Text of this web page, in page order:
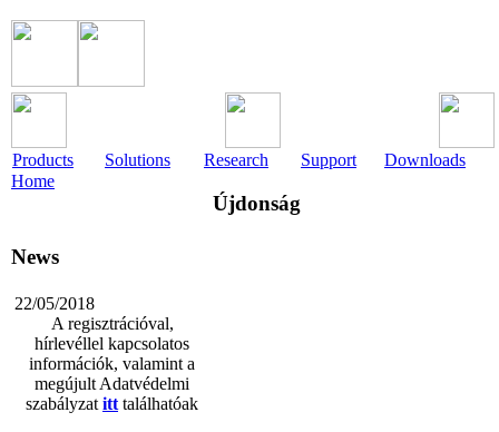
Products Solutions Research Support
Downloads
Home
News
22/05/2018
A regisztrációval,
hírlevéllel kapcsolatos
információk, valamint a
megújult Adatvédelmi
szabályzat itt találhatóak
Újdonság